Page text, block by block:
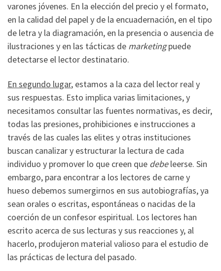
varones jóvenes. En la elección del precio y el formato,
en la calidad del papel y de la encuadernación, en el tipo
de letra y la diagramación, en la presencia o ausencia de
ilustraciones y en las tácticas de marketingpuede
detectarse el lector destinatario.
En segundo lugar, estamos a la caza del lector real y
sus respuestas. Esto implica varias limitaciones, y
necesitamos consultar las fuentes normativas, es decir,
todas las presiones, prohibiciones e instrucciones a
través de las cuales las elites y otras instituciones
buscan canalizar y estructurar la lectura de cada
individuo y promover lo que creen que debeleerse. Sin
embargo, para encontrar a los lectores de carne y
hueso debemos sumergirnos en sus autobiografías, ya
sean orales o escritas, espontáneas o nacidas de la
coerción de un confesor espiritual. Los lectores han
escrito acerca de sus lecturas y sus reacciones y, al
hacerlo, produjeron material valioso para el estudio de
las prácticas de lectura del pasado.